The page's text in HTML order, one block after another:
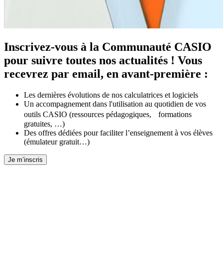
Inscrivez-vous à la Communauté CASIO
pour suivre toutes nos actualités ! Vous
recevrez par email, en avant-première :
Les dernières évolutions de nos calculatrices et logiciels
Un accompagnement dans l'utilisation au quotidien de vos
outils CASIO (ressources pédagogiques, formations
gratuites, …)
Des offres dédiées pour faciliter l’enseignement à vos élèves
(émulateur gratuit…)
Je m’inscris